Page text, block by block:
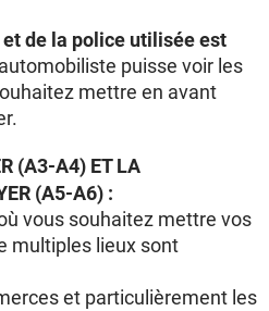
de la police utilisée est
puisse voir les
mettre en avant
(A3-A4) ET LA
(A5-A6) :
vous souhaitez mettre vos
multiples lieux sont
et particulièrement les